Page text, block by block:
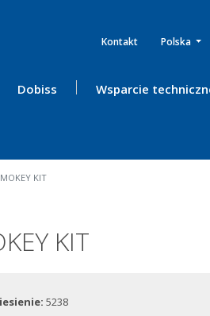
Kontakt Polska
Dobiss Wsparcie
KIT
KIT
5238